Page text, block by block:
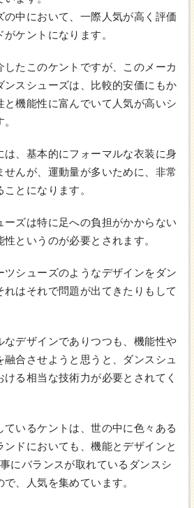
の中において、一際人気が高く評価
ケントになります。
したこのケントですが、このメーカ
ンスシューズは、比較的安価にもか
と機能性に富んでいて人気が高いシ
は、基本的にフォーマルな衣装に身
せんが、運動量が多いために、非常
とになります。
ーズは特に足への負担がかからない
というのが必要とされます。
ツシューズのようなデザインをダン
れはそれで問題が出てきたりもして
なデザインでありつつも、機能性や
合させようと思うと、ダンスシュ
る相当な技術力が必要とされてく
ているケントは、世の中に色々ある
ンドにおいても、機能とデザインと
にバランスが取れているダンスシ
、人気を集めています。